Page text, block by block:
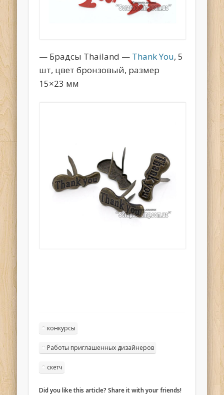
— Брадсы Thailand — Thank You, 5
шт, цвет бронзовый, размер
15×23 мм
конкурсы
Работы приглашенных дизайнеров
скетч
Did you like this article? Share it with your friends!